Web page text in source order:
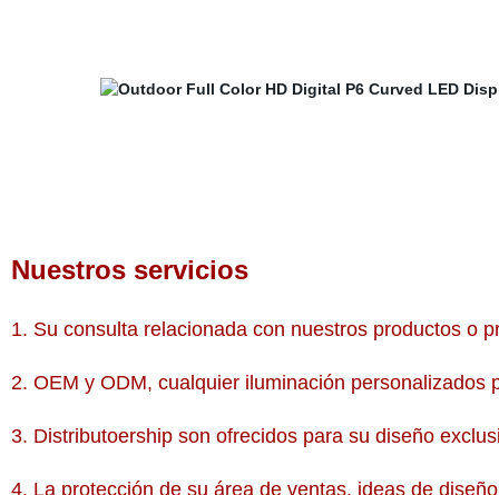
Nuestros servicios
1. Su consulta relacionada con nuestros productos o
2. OEM y ODM, cualquier iluminación
3. Distributoership son ofrecidos para su diseño
4. La protección de su área de ventas, ideas de